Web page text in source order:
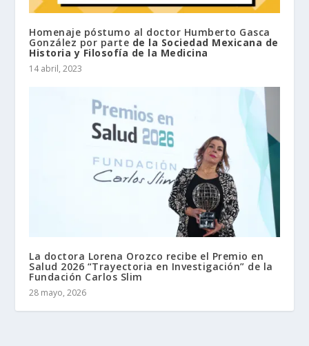
Homenaje póstumo al doctor Humberto Gasca
González por parte de la Sociedad Mexicana de
Historia y Filosofía de la Medicina
14 abril, 2023
La doctora Lorena Orozco recibe el Premio en
Salud 2026 “Trayectoria en Investigación” de la
Fundación Carlos Slim
28 mayo, 2026